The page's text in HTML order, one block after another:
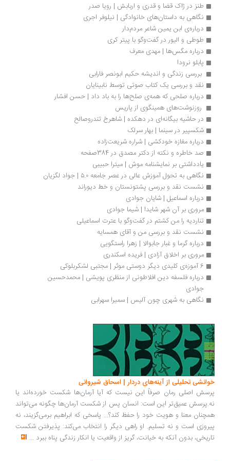
طنز در ژاک قضا و قدری و اربابش | رویا صدر
نگاهی به داستان‌های خانوادگی | نیلوفر اجری
درباره‌ی ابن یمین شاعر مردم‌دار
طوطی و الیور در گفت‌وگو با پیتر کری
درباره مگس‌ها | ‌‌مهدی معرف
پابلو نرودا
بررسی زندگی و اندیشه حکیم ابونصر فارابی
نقد و بررسی یک کتاب صوتی توسط نابینایان
درباره صلحی که همه‌ی صلح‌ها را به باد داد | حسن افشار
روزنوشت‌های همینگوی از پاریس
در حاشیه بیگانه‌ای در دهکده | شاهرخ تندروصالح
شکسپیر در سینما | بهار سرلک
درباره مغازه خودکشی | شراره شریعت‌زاده
صد خاطره‌ و نکته از دکتر مصدق در 384صفحه
یادداشتی بر نمایشنامه موش | میترا حبیبی
نگاهی به تحول آموزش عالی در عصر جامعه ۵.۰ | جواد لگزیان
نشست نقد و بررسی پشتونستان و خط دیوراند
درباره اسماعیل | شایان جوادی
مروری بر آن شهر شاید! | شیما جوادی
تناردیه را من کشتم در گفت‌وگو با عترت اسماعیلی
نشست نقد و بررسی من و آقای همسایه
درباره گرما و غبار جابوالا | زهرا راستگویی
مروری بر اخلاق آزادی | فریده اسکندری
درباره فلسفه دین افلاطونی از منظری پویشی | محمدحسین
نگاهی به شهری چون آلیس | سمیرا سهرابی
تحلیلی از آینه‌های دردار | اسحاق شیروانی
اصلی رمان صرفاً این نیست که آیا آرمان‌ها شکست خورده‌اند یا
عمیق‌تر این است: انسان پس از شکست آرمان‌ها چگونه می‌تواند
معنا و هویت خود را حفظ کند؟... پاسخی که ابراهیم برمی‌گزیند، نه
است و نه تسلیم. او راهی دیگر را انتخاب می‌کند: پذیرفتن شکست
بدون آنکه به خیانت، گریز از واقعیت یا انکار زندگی پناه ببرد...